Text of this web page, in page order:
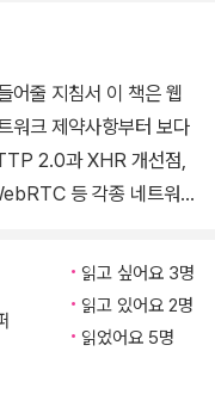
어줄 지침서 이 책은 웹
워크 제약사항부터 보다
2.0과 XHR 개선점,
등 각종 네트워크
크 환경에 맞춘 최적화
2.0, XHR의 클라이
웹소켓의 실시간 스트리
는 내
읽고 싶어요 3명
읽고 있어요 2명
읽었어요 5명